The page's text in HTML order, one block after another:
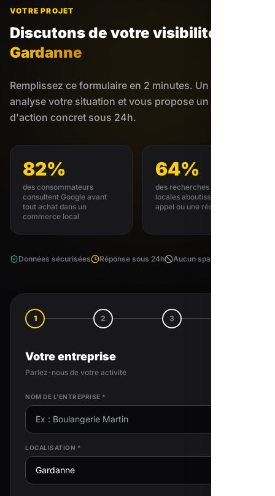
VOTRE PROJET
Discutons de votre visibilité
Gardanne
Remplissez ce formulaire en 2 minutes. Un expert
analyse votre situation et vous propose un plan
d'action concret sous 24h.
82%
des consommateurs
consultent Google avant
tout achat dans un
commerce local
64%
des recherches GMB
locales aboutissent à un
appel ou une réservation
Données sécurisées Réponse sous 24h Aucun spam
1 2 3
Votre entreprise
Parlez-nous de votre activité
NOM DE L'ENTREPRISE *
LOCALISATION *